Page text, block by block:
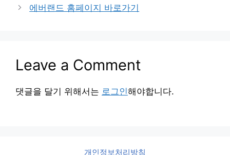
에버랜드 홈페이지 바로가기
Leave a Comment
댓글을 달기 위해서는 로그인해야합니다.
개인정보처리방침